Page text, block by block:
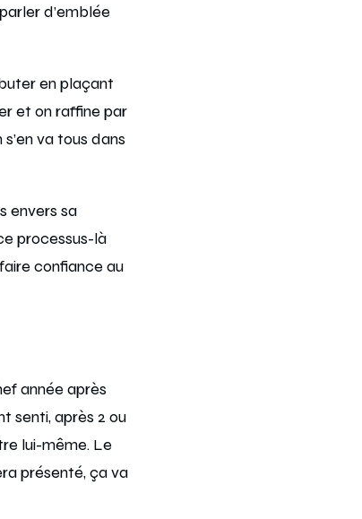
d’emblée
en plaçant
et on raffine par
va tous dans
envers sa
processus-là
confiance au
année après
senti, après 2 ou
lui-même. Le
présenté, ça va